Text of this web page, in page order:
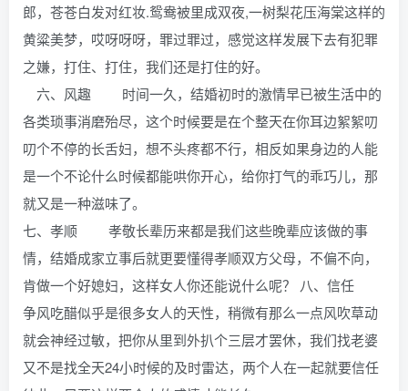
郎，苍苍白发对红妆.鸳鸯被里成双夜,一树梨花压海棠这样的
黄粱美梦，哎呀呀呀，罪过罪过，感觉这样发展下去有犯罪
之嫌，打住、打住，我们还是打住的好。
六、风趣 时间一久，结婚初时的激情早已被生活中的
各类琐事消磨殆尽，这个时候要是在个整天在你耳边絮絮叨
叨个不停的长舌妇，想不头疼都不行，相反如果身边的人能
是一个不论什么时候都能哄你开心，给你打气的乖巧儿，那
就又是一种滋味了。
七、孝顺 孝敬长辈历来都是我们这些晚辈应该做的事
情，结婚成家立事后就更要懂得孝顺双方父母，不偏不向，
肯做一个好媳妇，这样女人你还能说什么呢？ 八、信任
争风吃醋似乎是很多女人的天性，稍微有那么一点风吹草动
就会神经过敏，把你从里到外扒个三层才罢休，我们找老婆
又不是找全天24小时候的及时雷达，两个人在一起就要信任